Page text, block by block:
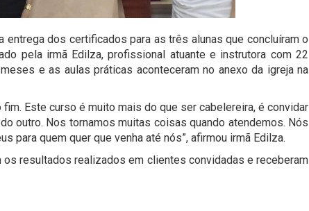
dos certificados para as três alunas que concluíram o
pela irmã Edilza, profissional atuante e instrutora com 22
e as aulas práticas aconteceram no anexo da igreja na
Este curso é muito mais do que ser cabelereira, é convidar
outro. Nos tornamos muitas coisas quando atendemos. Nós
para quem quer que venha até nós”, afirmou irmã Edilza.
resultados realizados em clientes convidadas e receberam